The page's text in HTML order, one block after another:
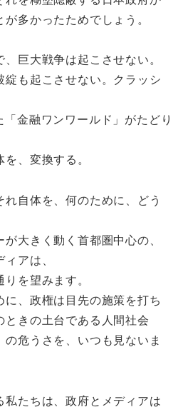
多かったためでしょう。
巨大戦争は起こさせない。
綻も起こさせない。クラッシ
金融ワンワールド」がたどり
、変換する。
自体を、何のために、どう
大きく動く首都圏中心の、
アは、
を望みます。
、政権は目先の施策を打ち
きの土台である人間社会
の危うさを、いつも見ないま
たちは、政府とメディアは